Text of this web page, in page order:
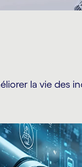
la vie des